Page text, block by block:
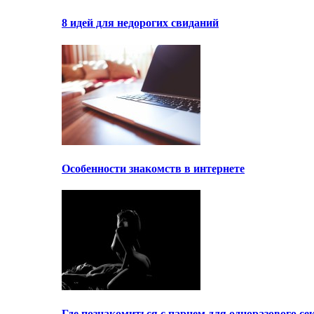
8 идей для недорогих свиданий
Особенности знакомств в интернете